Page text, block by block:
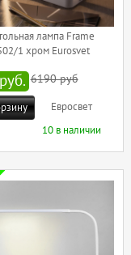
лампа Frame
1 хром Eurosvet
6190 руб
Евросвет
10 в наличии